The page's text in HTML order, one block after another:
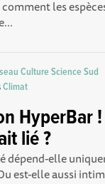
les
Culture Science Sud
Climat
HyperBar
lié ?
dépend-elle
est-elle aussi